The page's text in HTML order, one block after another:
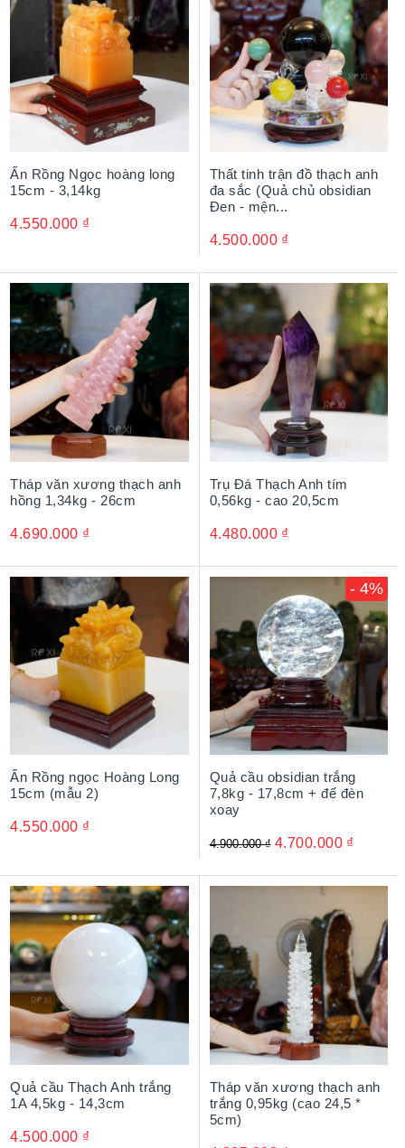
Ấn Rồng Ngọc hoàng long
15cm - 3,14kg
4.550.000 ₫
Thất tinh trận đồ thạch anh
đa sắc (Quả chủ obsidian
Đen - mện...
4.500.000 ₫
Tháp văn xương thạch anh
hồng 1,34kg - 26cm
4.690.000 ₫
Trụ Đá Thạch Anh tím
0,56kg - cao 20,5cm
4.480.000 ₫
Ấn Rồng ngọc Hoàng Long
15cm (mẫu 2)
4.550.000 ₫
- 4%
Quả cầu obsidian trắng
7,8kg - 17,8cm + đế đèn
xoay
4.900.000 ₫ 4.700.000 ₫
Quả cầu Thạch Anh trắng
1A 4,5kg - 14,3cm
4.500.000 ₫
Tháp văn xương thạch anh
trắng 0,95kg (cao 24,5 *
5cm)